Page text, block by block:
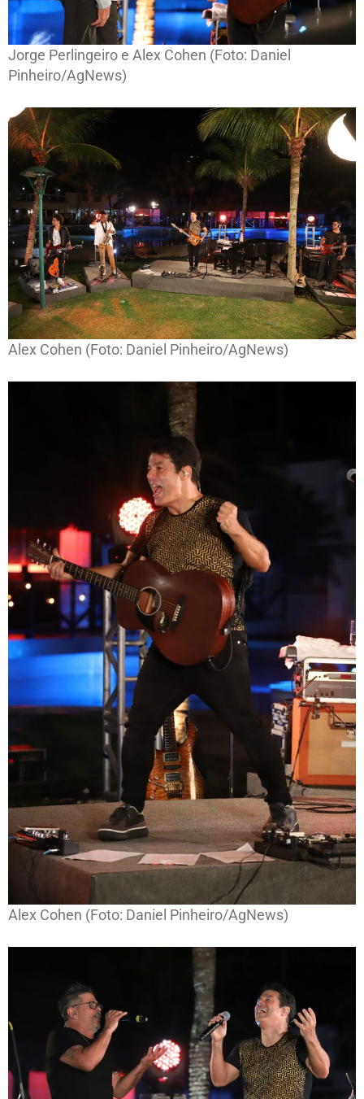
Jorge Perlingeiro e Alex Cohen (Foto: Daniel
Pinheiro/AgNews)
Alex Cohen (Foto: Daniel Pinheiro/AgNews)
Alex Cohen (Foto: Daniel Pinheiro/AgNews)